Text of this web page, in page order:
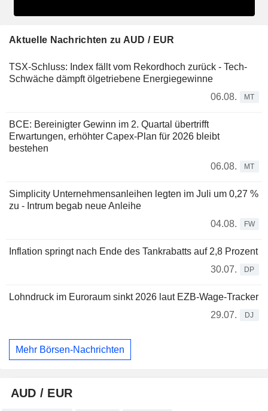
Aktuelle Nachrichten zu AUD / EUR
TSX-Schluss: Index fällt vom Rekordhoch zurück - Tech-
Schwäche dämpft ölgetriebene Energiegewinne
06.08.
MT
BCE: Bereinigter Gewinn im 2. Quartal übertrifft
Erwartungen, erhöhter Capex-Plan für 2026 bleibt
bestehen
06.08.
MT
Simplicity Unternehmensanleihen legten im Juli um 0,27 %
zu - Intrum begab neue Anleihe
04.08.
FW
Inflation springt nach Ende des Tankrabatts auf 2,8 Prozent
30.07.
DP
Lohndruck im Euroraum sinkt 2026 laut EZB-Wage-Tracker
29.07.
DJ
Mehr Börsen-Nachrichten
AUD / EUR